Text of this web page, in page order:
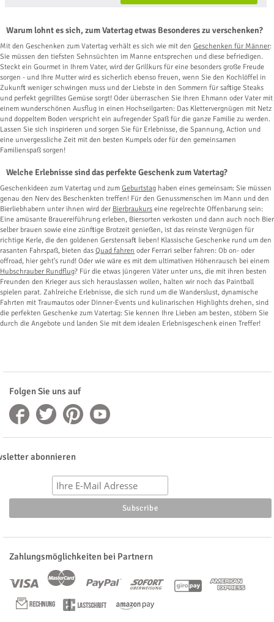
Warum lohnt es sich, zum Vatertag etwas Besonderes zu verschenken?
Mit den Geschenken zum Vatertag verhält es sich wie mit den Geschenken für Männer:
Sie müssen den tiefsten Sehnsüchten im Manne entsprechen und diese befriedigen.
Steckt ein Gourmet in Ihrem Vater, wird der Grillkurs für eine besonders große Freude
sorgen - und Ihre Mutter wird es sicherlich ebenso freuen, wenn Sie den Kochlöffel in
Zukunft weniger schwingen muss und der Liebste in den Sommern für saftige Steaks
und perfekt gegrilltes Gemüse sorgt! Oder überraschen Sie Ihren Ehmann oder Vater mit
einem wunderschönen Ausflug in einen Hochseilgarten: Das Klettervergnügen mit Netz
und doppeltem Boden verspricht ein aufregender Spaß für die ganze Familie zu werden.
Lassen Sie sich inspirieren und sorgen Sie für Erlebnisse, die Spannung, Action und
eine unvergessliche Zeit mit den besten Kumpels oder für den gemeinsamen
Familienspaß sorgen!
Welche Erlebnisse sind das perfekte Geschenk zum Vatertag?
Geschenkideen zum Vatertag und zum Geburtstag haben eines gemeinsam: Sie müssen
genau den Nerv des Beschenkten treffen! Für den Genussmenschen im Mann und den
Bierliebhabern unter ihnen wird der Bierbraukurs eine regelrechte Offenbarung sein:
Eine amüsante Brauereiführung erleben, Biersorten verkosten und dann auch noch Bier
selber brauen sowie eine zünftige Brotzeit genießen, ist das reinste Vergnügen für
richtige Kerle, die den goldenen Gerstensaft lieben! Klassische Geschenke rund um den
rasanten Fahrspaß, bieten das Quad fahren oder Ferrari selber fahren: Ob on- oder
offroad, hier geht's rund! Oder wie wäre es mit dem ultimativen Höhenrausch bei einem
Hubschrauber Rundflug? Für die etwas jüngeren Väter unter uns, die mit ihren besten
Freunden den Krieger aus sich herauslassen wollen, halten wir noch das Paintball
spielen parat. Zahlreiche Erlebnisse, die sich rund um die Wanderslust, dynamische
Fahrten mit Traumautos oder Dinner-Events und kulinarischen Highlights drehen, sind
die perfekten Geschenke zum Vatertag: Sie kennen Ihre Lieben am besten, stöbern Sie
durch die Angebote und landen Sie mit dem idealen Erlebnisgeschenk einen Treffer!
Folgen Sie uns auf
abonnieren
Zahlungsmöglichkeiten bei Partnern